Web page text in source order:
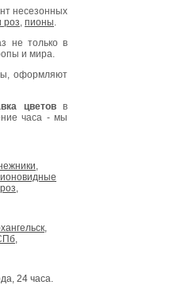
несезонных
роз, пионы.
не только в
и мира.
оформляют
цветовв
часа - мы
,
,
,
,
24 часа.